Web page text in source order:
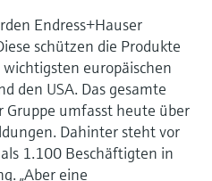
Endress+Hauser
schützen die Produkte
europäischen
den USA. Das gesamte
umfasst heute über
Dahinter steht vor
1.100 Beschäftigten in
„Aber eine